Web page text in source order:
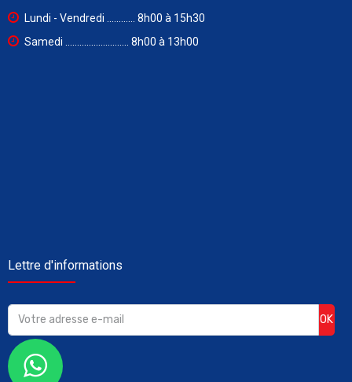
Lundi - Vendredi ............ 8h00 à 15h30
Samedi ........................... 8h00 à 13h00
Lettre d'informations
OK